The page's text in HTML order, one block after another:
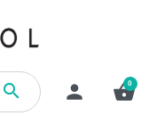
 person shopping_basket
0